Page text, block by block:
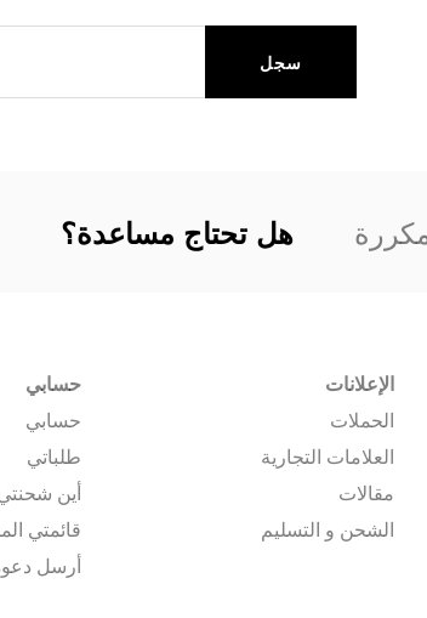
سجل
هل تحتاج مساعدة؟
الإعلانات
الحملات
العلامات التجارية
مقالات
الشحن و التسليم
حسابي
حسابي
طلباتي
أين
قائمتي
أرسل